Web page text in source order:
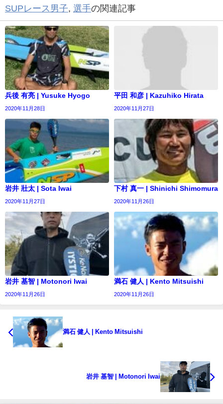
SUPレース男子 選手の関連記事
兵後 有亮 | Yusuke Hyogo
2020年11月28日
平田 和彦 | Kazuhiko Hirata
2020年11月27日
岩井 壯太 | Sota Iwai
2020年11月27日
下村 真一 | Shinichi Shimomura
2020年11月26日
岩井 基智 | Motonori Iwai
2020年11月26日
満石 健人 | Kento Mitsuishi
2020年11月26日
満石 健人 | Kento Mitsuishi
岩井 基智 | Motonori Iwai